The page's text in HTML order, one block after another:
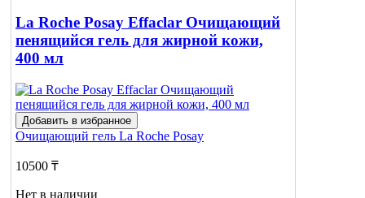
La Roche Posay Effaclar Очищающий
пенящийся гель для жирной кожи,
400 мл
Добавить в избранное
Очищающий гель La Roche Posay
10500 ₸
Нет в наличии